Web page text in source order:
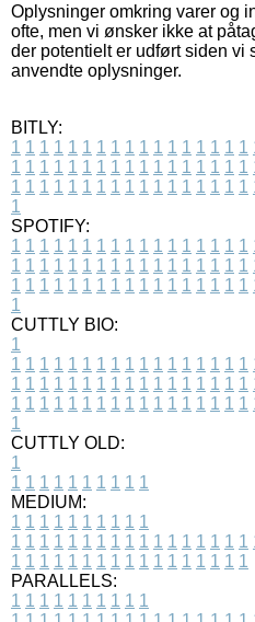
Oplysninger omkring varer og
ofte, men vi ønsker ikke at
der potentielt er udført siden vi
anvendte oplysninger.
BITLY:
1 1 1 1 1 1 1 1 1 1 1 1 1 1 1 1 1
1 1 1 1 1 1 1 1 1 1 1 1 1 1 1 1 1
1 1 1 1 1 1 1 1 1 1 1 1 1 1 1 1 1
1
SPOTIFY:
1 1 1 1 1 1 1 1 1 1 1 1 1 1 1 1 1
1 1 1 1 1 1 1 1 1 1 1 1 1 1 1 1 1
1 1 1 1 1 1 1 1 1 1 1 1 1 1 1 1 1
1
CUTTLY BIO:
1
1 1 1 1 1 1 1 1 1 1 1 1 1 1 1 1 1
1 1 1 1 1 1 1 1 1 1 1 1 1 1 1 1 1
1 1 1 1 1 1 1 1 1 1 1 1 1 1 1 1 1
1
CUTTLY OLD:
1
1 1 1 1 1 1 1 1 1 1
MEDIUM:
1 1 1 1 1 1 1 1 1 1
1 1 1 1 1 1 1 1 1 1 1 1 1 1 1 1 1
1 1 1 1 1 1 1 1 1 1 1 1 1 1 1 1 1
PARALLELS:
1 1 1 1 1 1 1 1 1 1